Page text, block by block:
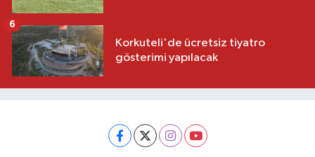
Korkuteli'de ücretsiz tiyatro
gösterimi yapılacak
6